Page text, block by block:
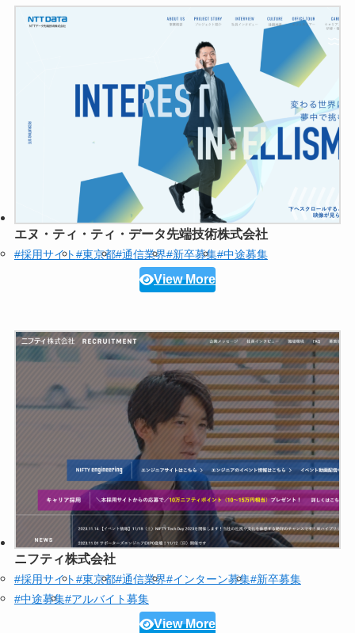
エヌ・ティ・ティ・データ先端技術株式会社
#採用サイト#東京都#通信業界#新卒募集#中途募集
View More
ニフティ株式会社
#採用サイト#東京都#通信業界#インターン募集#新卒募集
#中途募集#アルバイト募集
View More